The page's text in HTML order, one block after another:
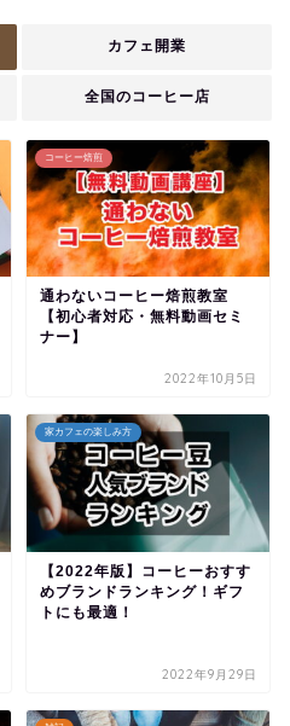
カフェ開業
全国のコーヒー店
コーヒー焙煎
通わないコーヒー焙煎教室
【初心者対応・無料動画セミ
ナー】
2022年10月5日
家カフェの楽しみ方
【2022年版】コーヒーおすす
めブランドランキング！ギフ
トにも最適！
2022年9月29日